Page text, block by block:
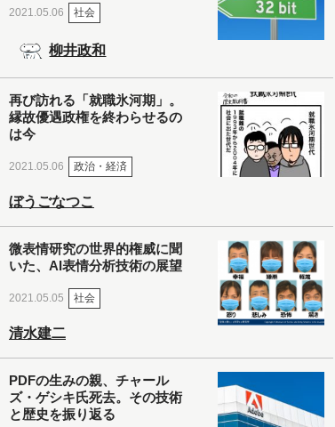
2021.05.06 社会
柳井政和
再び訪れる「就職氷河期」。
縁故優遇政権を終わらせるの
は今
2021.05.06 政治・経済
ぼうごなつこ
微表情研究の世界的権威に聞
いた、AI表情分析技術の展望
2021.05.05 社会
清水建二
PDFの生みの親、チャール
ズ・ゲシキ氏死去。その技術
と歴史を振り返る